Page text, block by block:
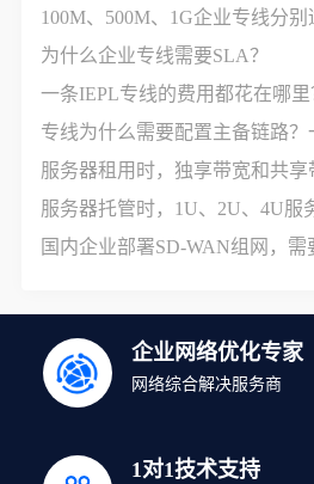
100M、500M、1G企业专线分别
为什么企业专线需要SLA？
一条IEPL专线的费用都花在哪里
专线为什么需要配置主备链路？
服务器托管时，1U、2U、4U服
企业网络优化专家
网络综合解决服务商
1对1技术支持